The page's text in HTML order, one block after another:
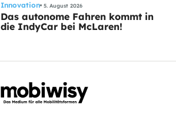
Innovation 5. August 2026
Das autonome Fahren kommt in
die IndyCar bei McLaren!